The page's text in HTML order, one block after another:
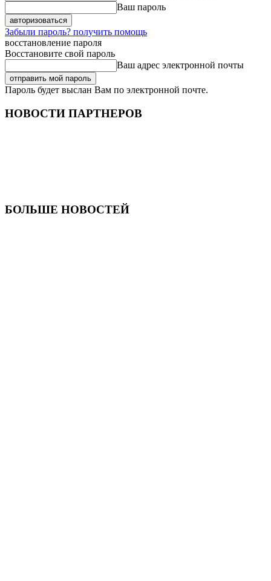
Ваш пароль
Забыли пароль? получить помощь
восстановление пароля
Восстановите свой пароль
Ваш адрес электронной почты
Пароль будет выслан Вам по электронной почте.
НОВОСТИ ПАРТНЕРОВ
БОЛЬШЕ НОВОСТЕЙ